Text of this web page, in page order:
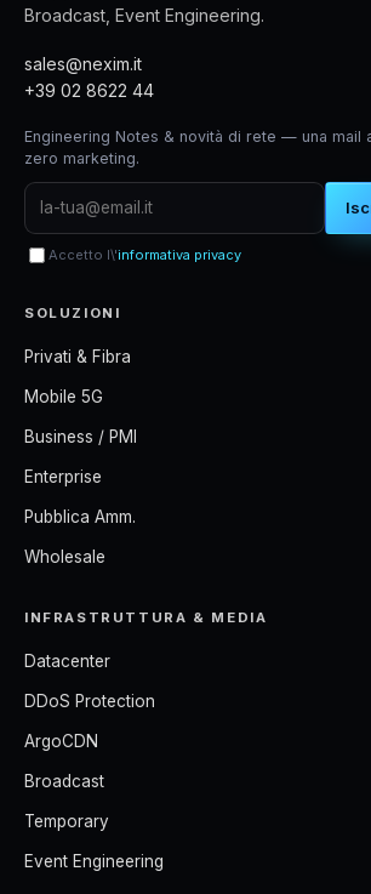
Broadcast, Event Engineering.
sales@nexim.it
+39 02 8622 44
Engineering Notes & novità di rete — una mail
zero marketing.
Accetto l\'informativa privacy
SOLUZIONI
Privati & Fibra
Mobile 5G
Business / PMI
Enterprise
Pubblica Amm.
Wholesale
INFRASTRUTTURA & MEDIA
Datacenter
DDoS Protection
ArgoCDN
Broadcast
Temporary
Event Engineering